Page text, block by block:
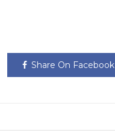
Share On Facebook